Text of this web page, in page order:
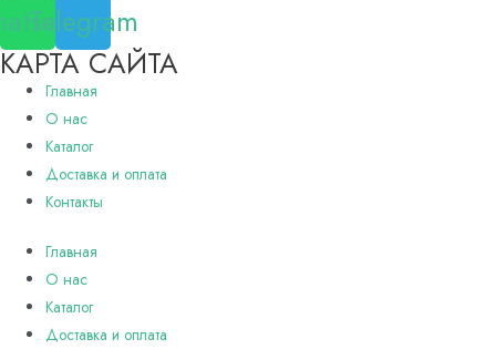
Telegram
КАРТА САЙТА
Главная
О нас
Каталог
Доставка и оплата
Контакты
Главная
О нас
Каталог
Доставка и оплата